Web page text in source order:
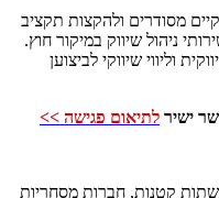
מסודרים ולהקצות תקציב
ניהול שיווק במיקור חוץ.
וליווי שיווקי לביצוען
ישיר לתיאום פגישה >>
קטנות, חברות מסחריות